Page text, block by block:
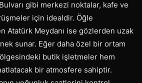
gibi merkezi noktalar, kafe ve
için idealdir. Öğle
Atatürk Meydanı ise gözlerden uzak
sunar. Eğer daha özel bir ortam
butik işletmeler hem
bir atmosfere sahiptir.